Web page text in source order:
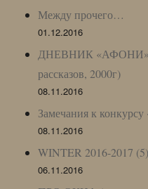
Между прочего…
01.12.2016
ДНЕВНИК «АФОНИ»
рассказов, 2000г)
08.11.2016
Замечания к
08.11.2016
WINTER 2016-2017 (5)
06.11.2016